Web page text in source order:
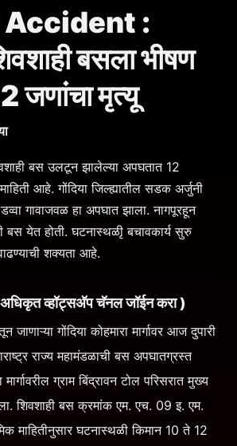
Accident :
बसला भीषण
जणांचा मृत्यू
बस उलटून झालेल्या अपघतात 12
आहे. गोंदिया जिल्ह्यातील सडक अर्जुनी
गावाजवळ हा अपघात झाला. नागपूरहून
बस येत होती. घटनास्थळीृ बचावकार्य सुरु
शक्यता आहे.
व्हॉट्सअ‍ॅप चॅनल जॉईन करा)
गोंदिया कोहमारा मार्गावर आज दुपारी
राज्य महामंडळाची बस अपघातग्रस्त
मार्गावरील ग्राम बिंद्रावन टोल परिसरात मुख्य
शिवशाही बस क्रमांक एम. एच. 09 इ. एम.
माहितीनुसार घटनास्थळी किमान 10 ते 12